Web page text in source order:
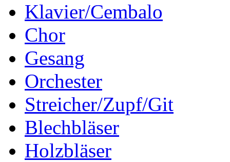
Klavier/Cembalo
Chor
Gesang
Orchester
Streicher/Zupf/Git
Blechbläser
Holzbläser